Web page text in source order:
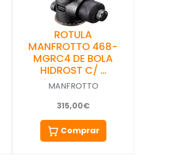
ROTULA
MANFROTTO 468-
MGRC4 DE BOLA
HIDROST C/ …
MANFROTTO
315,00€
Comprar